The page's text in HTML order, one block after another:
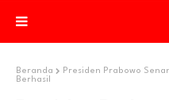
Beranda
Presiden Prabowo
Berhasil